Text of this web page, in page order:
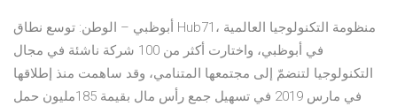
أبوظبي – الوطن: توسع نطاق Hub71، منظومة التكنولوجيا العالمية
في أبوظبي، واختارت أكثر من 100 شركة ناشئة في مجال
التكنولوجيا لتنضمّ إلى مجتمعها المتنامي، وقد ساهمت منذ إطلاقها
في مارس 2019 في تسهيل جمع رأس مال بقيمة 185مليون حمل